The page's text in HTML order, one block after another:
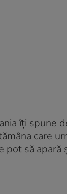
îți spune
care
pot să apară